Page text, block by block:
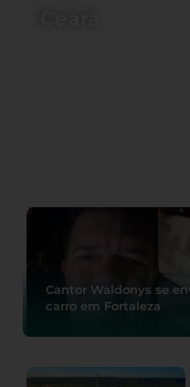
Cantor Waldonys se
carro em Fortaleza